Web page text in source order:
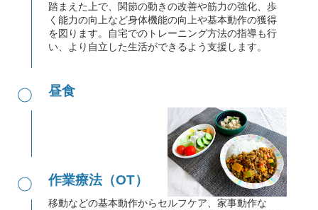
踏まえた上で、関節の動きの改善や筋力の強化、歩
く能力の向上など身体機能の向上や基本動作の獲得
を図ります。自宅でのトレーニング方法の指導も行
い、より自立した生活ができるよう支援します。
● 昼食
● 作業療法（OT）
移動などの基本動作からセルフケア、家事動作な